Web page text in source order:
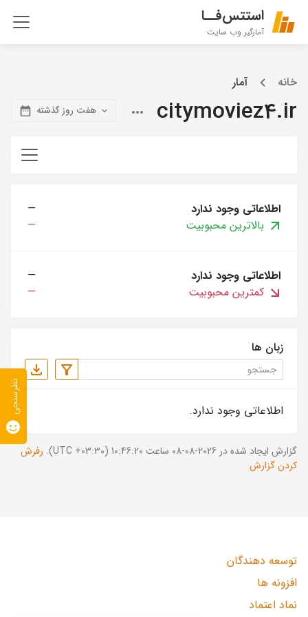
استتس‌فــا
آمارگیر وب سایت
خانه آمار
citymoviez4.ir هفت روز گذشته
اطلاعاتی وجود ندارد
—
بالاترین محبوبیت
—
اطلاعاتی وجود ندارد
—
کمترین محبوبیت
—
زبان ها
اطلاعاتی وجود ندارد.
گزارش ایجاد شده در 2026-08-08 ساعت 10:46:20 (UTC +03:30).
رفرش
کردن گزارش
توسعه دهندگان
افزونه ها
نماد اعتماد
نظرسنجی